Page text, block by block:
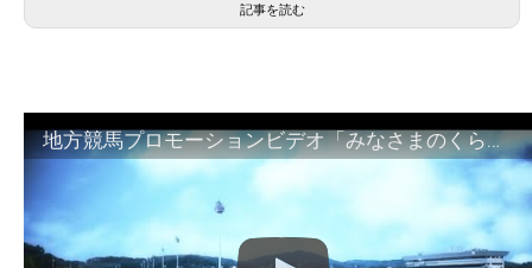
記事を読む
地方競馬プロモーションビデオ「みなさまのくらしのために」30秒篇｜NAR公式